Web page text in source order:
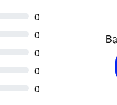
0
0
0
0
0